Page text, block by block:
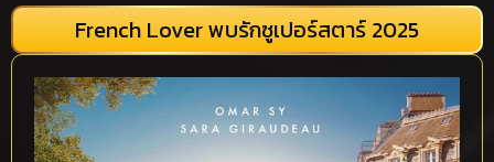
French Lover พบรักซูเปอร์สตาร์ 2025